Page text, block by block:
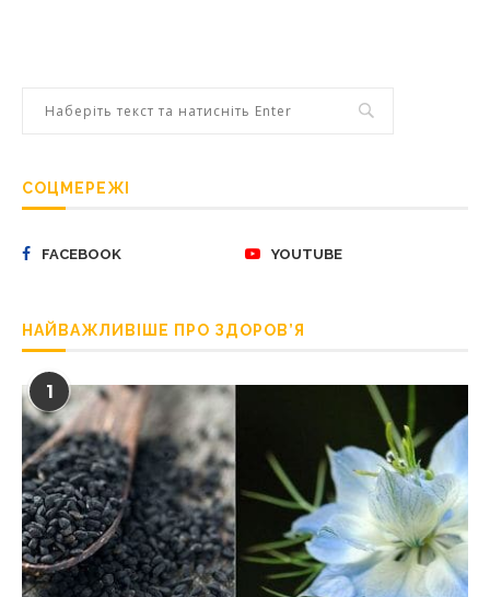
СОЦМЕРЕЖІ
FACEBOOK YOUTUBE
НАЙВАЖЛИВІШЕ ПРО ЗДОРОВ’Я
1